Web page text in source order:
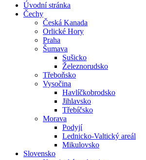
Úvodní stránka
Čechy
Česká Kanada
Orlické Hory
Praha
Šumava
Sušicko
Železnorudsko
Třeboňsko
Vysočina
Havlíčkobrodsko
Jihlavsko
Třebíčsko
Morava
Podyjí
Lednicko-Valtický areál
Mikulovsko
Slovensko